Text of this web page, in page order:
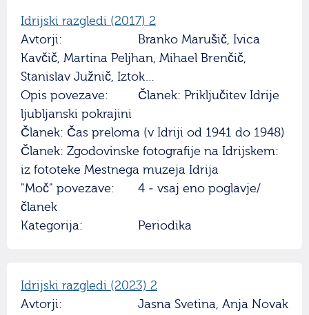
Idrijski razgledi (2017) 2
Avtorji:
Branko Marušič, Ivica
Kavčič, Martina Peljhan, Mihael Brenčič,
Stanislav Južnič, Iztok…
Opis povezave:
Članek: Priključitev Idrije
ljubljanski pokrajini
Članek: Čas preloma (v Idriji od 1941 do 1948)
Članek: Zgodovinske fotografije na Idrijskem:
iz fototeke Mestnega muzeja Idrija
"Moč" povezave:
4 - vsaj eno poglavje/
članek
Kategorija:
Periodika
Idrijski razgledi (2023) 2
Avtorji:
Jasna Svetina, Anja Novak